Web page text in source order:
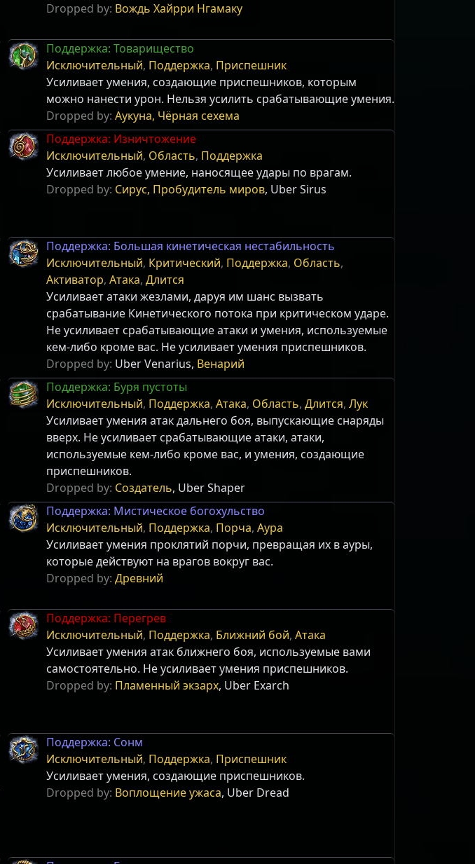
Dropped by: Вождь Хайрри Нгамаку
Поддержка: Товарищество
Исключительный, Поддержка, Приспешник
Усиливает умения, создающие приспешников, которым
можно нанести урон. Нельзя усилить срабатывающие умения.
Dropped by: Аукуна, Чёрная сехема
Поддержка: Изничтожение
Исключительный, Область, Поддержка
Усиливает любое умение, наносящее удары по врагам.
Dropped by: Сирус, Пробудитель миров, Uber Sirus
Поддержка: Большая кинетическая нестабильность
Исключительный, Критический, Поддержка, Область,
Активатор, Атака, Длится
Усиливает атаки жезлами, даруя им шанс вызвать
срабатывание Кинетического потока при критическом ударе.
Не усиливает срабатывающие атаки и умения, используемые
кем-либо кроме вас. Не усиливает умения приспешников.
Dropped by: Uber Venarius, Венарий
Поддержка: Буря пустоты
Исключительный, Поддержка, Атака, Область, Длится, Лук
Усиливает умения атак дальнего боя, выпускающие снаряды
вверх. Не усиливает срабатывающие атаки, атаки,
используемые кем-либо кроме вас, и умения, создающие
приспешников.
Dropped by: Создатель, Uber Shaper
Поддержка: Мистическое богохульство
Исключительный, Поддержка, Порча, Аура
Усиливает умения проклятий порчи, превращая их в ауры,
которые действуют на врагов вокруг вас.
Dropped by: Древний
Поддержка: Перегрев
Исключительный, Поддержка, Ближний бой, Атака
Усиливает умения атак ближнего боя, используемые вами
самостоятельно. Не усиливает умения приспешников.
Dropped by: Пламенный экзарх, Uber Exarch
Поддержка: Сонм
Исключительный, Поддержка, Приспешник
Усиливает умения, создающие приспешников.
Dropped by: Воплощение ужаса, Uber Dread